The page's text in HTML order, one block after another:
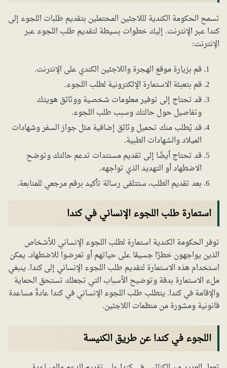
تسمح الحكومة الكندية لللاجئين المحتملين بتقديم طلبات اللجوء إلى
كندا عبر الإنترنت. إليك خطوات بسيطة لتقديم طلب اللجوء عبر
الإنترنت:
قم بزيارة موقع الهجرة واللاجئين الكندي على الإنترنت.
قم بتعبئة الاستمارة الإلكترونية لطلب اللجوء.
قد تحتاج إلى توفير معلومات شخصية ووثائق هويتك
وتفاصيل حول حالتك وسبب طلب اللجوء.
قد يُطلب منك تحميل وثائق إضافية مثل جواز السفر وشهادات
الميلاد والشهادات الطبية.
قد تحتاج أيضًا إلى تقديم مستندات تدعم حالتك وتوضح
الاضطهاد أو التهديد الذي تواجهه.
بعد تقديم الطلب، ستتلقى رسالة تأكيد برقم مرجعي للمتابعة.
استمارة طلب اللجوء الإنساني في كندا
توفر الحكومة الكندية استمارة لطلب اللجوء الإنساني للأشخاص
الذين يواجهون خطرًا جسيمًا على حياتهم أو تعرضوا للاضطهاد. يمكن
استخدام هذه الاستمارة لتقديم طلب اللجوء الإنساني إلى كندا. ينبغي
ملء الاستمارة بدقة وتوضيح الأسباب التي تجعلك تستحق الحماية
والإقامة في كندا. يتطلب طلب اللجوء الإنساني في كندا عادةً مساعدة
قانونية ومشورة من منظمات اللاجئين.
اللجوء في كندا عن طريق الكنيسة